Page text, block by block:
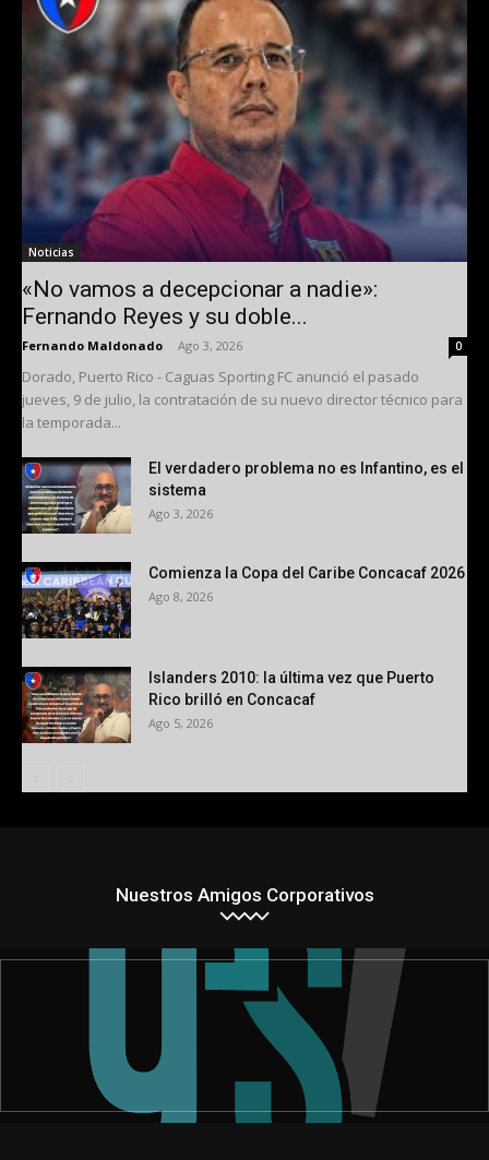
Noticias
«No vamos a decepcionar a nadie»:
Fernando Reyes y su doble...
Fernando Maldonado Ago 3, 2026 0
Dorado, Puerto Rico - Caguas Sporting FC anunció el pasado
jueves, 9 de julio, la contratación de su nuevo director técnico para
la temporada...
El verdadero problema no es Infantino, es el
sistema
Ago 3, 2026
Comienza la Copa del Caribe Concacaf 2026
Ago 8, 2026
Islanders 2010: la última vez que Puerto
Rico brilló en Concacaf
Ago 5, 2026
Nuestros Amigos Corporativos